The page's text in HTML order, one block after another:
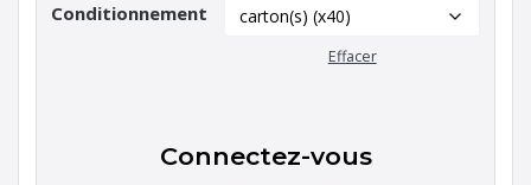
Conditionnement
Effacer
Connectez-vous